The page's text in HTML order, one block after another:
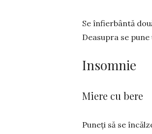
Se înfierbântă
Deasupra se
Insomnie
Miere cu bere
Puneți să se